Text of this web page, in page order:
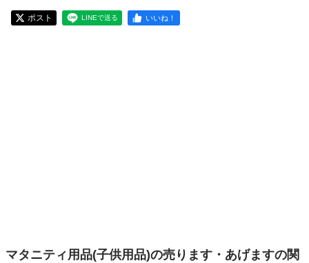
ポスト LINEで送る いいね！
マタニティ用品(子供用品)の売ります・あげますの関